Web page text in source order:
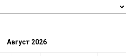
Август 2026